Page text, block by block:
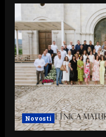
Novosti